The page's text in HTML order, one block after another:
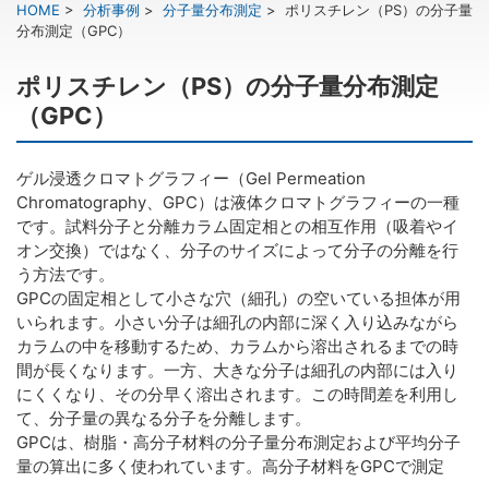
HOME > 分析事例 > 分子量分布測定 >
ポリスチレン（PS）の分子量
分布測定（GPC）
ポリスチレン（PS）の分子量分布測定
（GPC）
ゲル浸透クロマトグラフィー（Gel Permeation
Chromatography、GPC）は液体クロマトグラフィーの一種
です。試料分子と分離カラム固定相との相互作用（吸着やイ
オン交換）ではなく、分子のサイズによって分子の分離を行
う方法です。
GPCの固定相として小さな穴（細孔）の空いている担体が用
いられます。小さい分子は細孔の内部に深く入り込みながら
カラムの中を移動するため、カラムから溶出されるまでの時
間が長くなります。一方、大きな分子は細孔の内部には入り
にくくなり、その分早く溶出されます。この時間差を利用し
て、分子量の異なる分子を分離します。
GPCは、樹脂・高分子材料の分子量分布測定および平均分子
量の算出に多く使われています。高分子材料をGPCで測定